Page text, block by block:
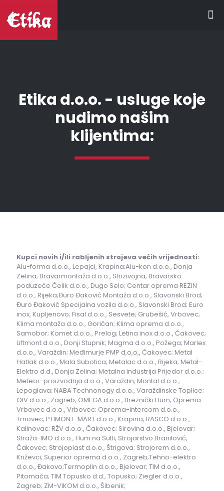
Etika d.o.o. - usluge koje
nudimo našim
klijentima:
Kupci novih i/ili rabljenih strojeva većih vrijednosti:
Alu-forma d.o.o., Lepajci, Krapina;Alu-kon d.o.o., Donja
Zelina; Bravarmontaža d.o.o., Strizivojna; Bravarsko
poduzeće Čelik d.o.o., Dugo Selo; Centar oprema REZIN
d.o.o., Rijeka;Đuro Đaković Montaža d.o.o., Slavonski Brod;
Đuro Đaković Specijalna vozila d.o.o., Slavonski Brod; Euro
inox, Kupljenovo; Fisal d.o.o., Sesvete; Grubešić, Vrbovec;
Klima montaža d.o.o., Goričan; Klima oprema d.o.o.,
Samobor; Komet d.o.o., Prelog; Letina inox d.o.o., Čakovec;
Liftmont d.o.o., Donji Stupnik; Magma d.o.o., Požega; Marlex
d.o.o., Varaždin; Međimurje PMP d,o,o,, Čakovec; Metal
Hatlak d.o.o., Mala Subotica; Metalac d.o.o., Rijeka; Metal-
Elektro d.d., Donja Zelina; Metalna industrija Prijedor d.o.o.;
Meteor-proizvodnja d.o.o., Varaždin; Montal d.o.o.,
Lepoglava; NABA Technonogy d.o.o., Varaždinske Toplice;
OIV d.o.o., Zagreb; OMEGA d.o.o., Breznički Hum; Oprema
Vrbovec d.o.o., Vrbovec; Oprema-Intercom d.o.o.,
Trnovec; PTIMONT-MART d.o.o., Krapina; RASCO d.o.o.,
Kalinovac; RŽV d.o.o., Čakovec; Sirovina d.o.o., Bjelovar;
Straža-IMO d.o.o., Hum na Sutli; Strojarstvo Branilović,
Čakovec; Strojoplast d.o.o., Štrigova; Strojorem d.o.o.,
Križevci; Superior oprema d.o.o., Zagreb;Tehno-elektro
d.o.o., Đakovo;Termoplin d.o.o., Bjelovar; TIM d.o.o.,
Pitomača; TIM Topusko d.d., Topusko; Ziegler d.o.o.,
Zagreb; ZM-VIKOM d.o.o., Šibenik;